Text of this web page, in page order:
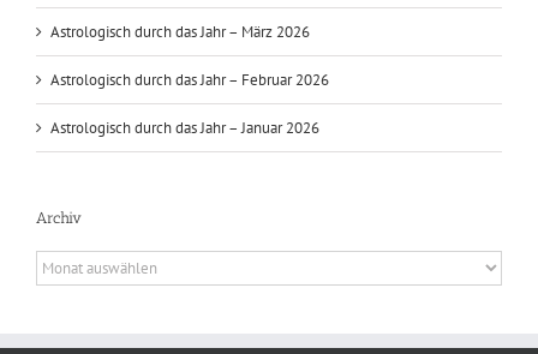
Astrologisch durch das Jahr – März 2026
Astrologisch durch das Jahr – Februar 2026
Astrologisch durch das Jahr – Januar 2026
Archiv
Archiv